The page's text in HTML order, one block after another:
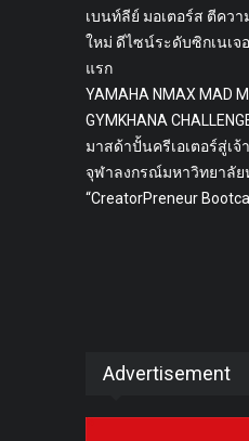
เบนท์ลีย์ มอเตอร์ส ตีควา
ใหม่ ดีไซน์ระดับซิกเนเจ
แรก
YAMAHA NMAX MAD
GYMKHANA
มาสด้าปั้นครีเอเตอร์สู่เ
จุฬาลงกรณ์มหาวิทยาลัย
“CreatorPreneur
Advertisement